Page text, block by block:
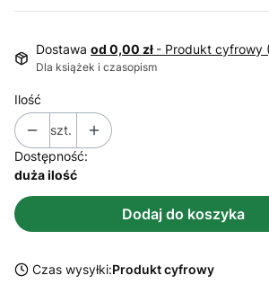
Dostawa od 0,00 zł - Produkt cyfrowy
Dla książek i czasopism
Ilość
szt.
Dostępność:
duża ilość
Dodaj do koszyka
Czas wysyłki:Produkt cyfrowy